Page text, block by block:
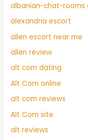
albanian-chat-rooms
alexandria escort
allen escort near me
allen review
alt com dating
Alt Com online
alt com reviews
Alt Com site
alt reviews